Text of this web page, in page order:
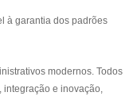
à garantia dos padrões
modernos. Todos
integração e inovação,